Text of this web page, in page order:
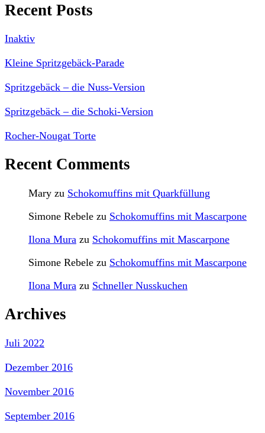
Recent Posts
Inaktiv
Kleine Spritzgebäck-Parade
Spritzgebäck – die Nuss-Version
Spritzgebäck – die Schoki-Version
Rocher-Nougat Torte
Recent Comments
Mary zu Schokomuffins mit Quarkfüllung
Simone Rebele zu Schokomuffins mit Mascarpone
Ilona Mura zu Schokomuffins mit Mascarpone
Simone Rebele zu Schokomuffins mit Mascarpone
Ilona Mura zu Schneller Nusskuchen
Archives
Juli 2022
Dezember 2016
November 2016
September 2016